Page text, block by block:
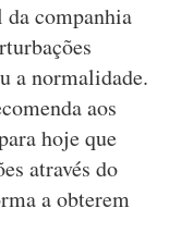
companhia
a normalidade.
aos
hoje que
através do
a obterem